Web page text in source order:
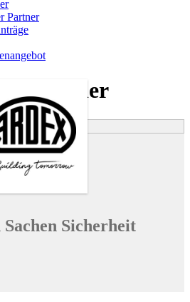
Partner
Partner
Sicherheit